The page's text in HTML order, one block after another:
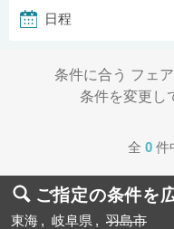
日程
条件に合う フェ
条件を変更し
全 0 件
ご指定の条件を
東海 岐阜県 羽島市